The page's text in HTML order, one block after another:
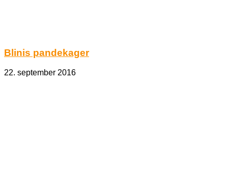
Blinis pandekager
22. september 2016